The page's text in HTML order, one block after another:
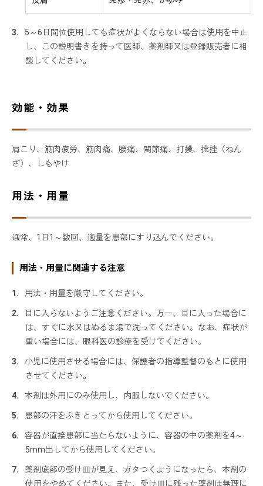
5～6日間位使用しても症状がよくならない場合は使用を中止
し、この説明書きを持って医師、薬剤師又は登録販売者に相
談してください。
効能・効果
肩こり、筋肉疲労、筋肉痛、腰痛、関節痛、打撲、捻挫（ねん
ざ）、しもやけ
用法・用量
通常、1日1～数回、適量を患部にすり込んでください。
用法・用量に関連する注意
用法・用量を厳守してください。
目に入らないようご注意ください。万一、目に入った場合に
は、すぐに水又はぬるま湯で洗ってください。なお、症状が
重い場合には、眼科医の診療を受けてください。
小児に使用させる場合には、保護者の指導監督のもとに使用
させてください。
本剤は外用にのみ使用し、内服しないでください。
患部の汗をふきとってから使用してください。
容器が直接患部に当たらないように、容器の中の薬剤を4～
5mm出してから使用してください。
薬剤底部の受け皿が見え、ガタつくようになったら、本剤の
使用をやめてください。また、受け皿に残った薬剤は無理に